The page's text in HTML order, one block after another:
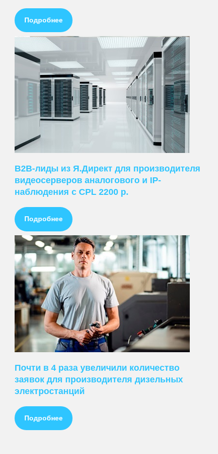
Подробнее
B2B-лиды из Я.Директ для производителя
видеосерверов аналогового и IP-
наблюдения с CPL 2200 р.
Подробнее
Почти в 4 раза увеличили количество
заявок для производителя дизельных
электростанций
Подробнее
ПРЕДЛАГАЕМ
Ведение контекстной рекламы
Настройка контекстной рекламы
Стоимость контекстной рекламы
Заказать контекстную рекламу
Ведение рекламы в Яндекс.Директ
Настройка рекламы в Яндекс.Директ
Стоимость рекламы в Яндекс.Директ
Заказать рекламу в Яндекс.Директ